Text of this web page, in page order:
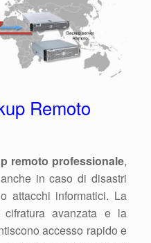
Remoto
remoto professionale,
in caso di disastri
attacchi informatici. La
avanzata e la
accesso rapido e